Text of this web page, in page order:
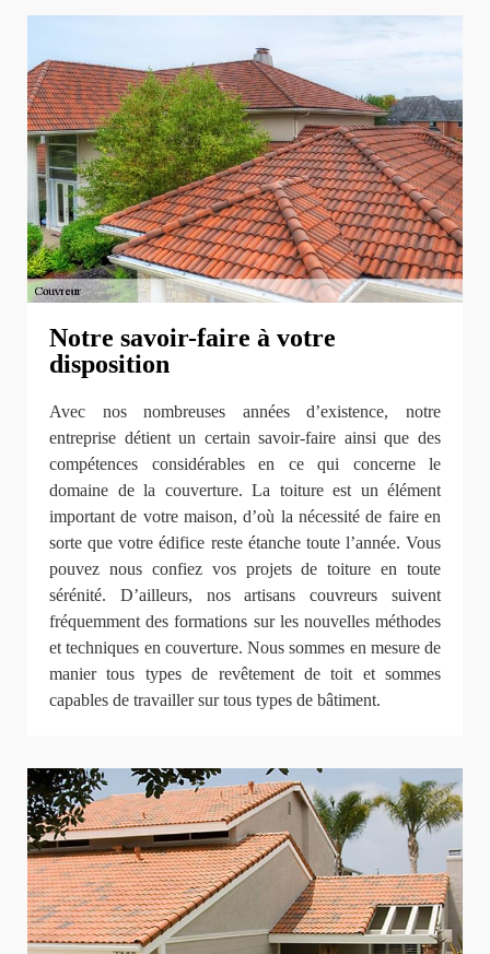
Notre savoir-faire à votre
disposition
Avec nos nombreuses années d’existence, notre
entreprise détient un certain savoir-faire ainsi que des
compétences considérables en ce qui concerne le
domaine de la couverture. La toiture est un élément
important de votre maison, d’où la nécessité de faire en
sorte que votre édifice reste étanche toute l’année. Vous
pouvez nous confiez vos projets de toiture en toute
sérénité. D’ailleurs, nos artisans couvreurs suivent
fréquemment des formations sur les nouvelles méthodes
et techniques en couverture. Nous sommes en mesure de
manier tous types de revêtement de toit et sommes
capables de travailler sur tous types de bâtiment.